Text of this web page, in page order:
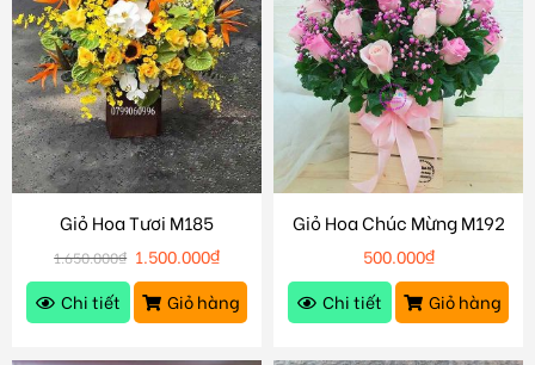
Giỏ Hoa Tươi M185
1.650.000₫ 1.500.000₫
Chi tiết
Giỏ hàng
Giỏ Hoa Chúc Mừng M192
500.000₫
Chi tiết
Giỏ hàng